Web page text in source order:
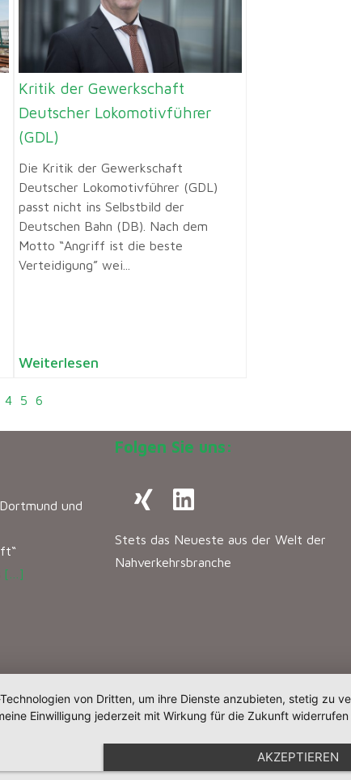
Kritik der Gewerkschaft
Deutscher Lokomotivführer
(GDL)
Die Kritik der Gewerkschaft
Deutscher Lokomotivführer (GDL)
passt nicht ins Selbstbild der
Deutschen Bahn (DB). Nach dem
Motto “Angriff ist die beste
Verteidigung” wei...
Weiterlesen
4 5 6
und
[…]
Folgen Sie uns:
Stets das Neueste aus der Welt der
Nahverkehrsbranche
von Dritten, um ihre Dienste anzubieten, stetig zu
Einwilligung jederzeit mit Wirkung für die Zukunft
AKZEPTIEREN